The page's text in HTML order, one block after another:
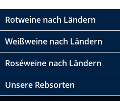
Rotweine nach Ländern
Weißweine nach Ländern
Roséweine nach Ländern
Unsere Rebsorten